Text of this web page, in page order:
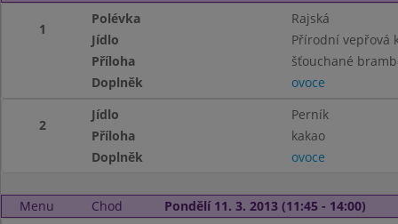
1
Polévka
Rajská
Jídlo
Přírodní vepřová
Příloha
šťouchané
Doplněk
ovoce
2
Jídlo
Perník
Příloha
kakao
Doplněk
ovoce
Menu Chod Pondělí 11. 3. 2013 (11:45 - 14:00)